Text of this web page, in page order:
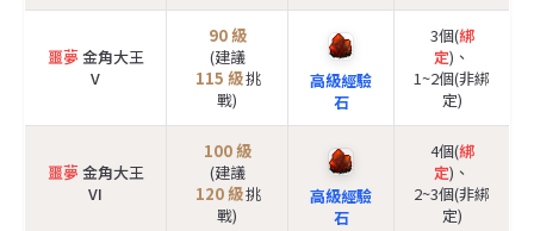
噩夢 金角大王
V
90 級
(建議
115 級挑
戰)
高級經驗
石
3個(綁
定)、
1~2個(非綁
定)
噩夢 金角大王
VI
100 級
(建議
120 級挑
戰)
高級經驗
石
4個(綁
定)、
2~3個(非綁
定)